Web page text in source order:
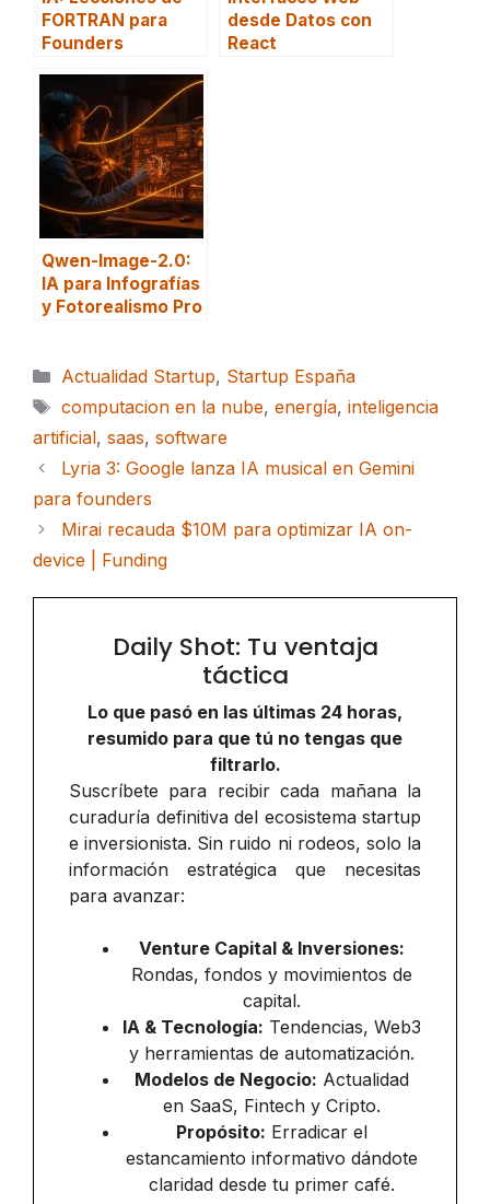
FORTRAN para
Founders
desde Datos con
React
Qwen-Image-2.0:
IA para Infografías
y Fotorealismo Pro
Categorías
Actualidad Startup, Startup España
Etiquetas
computacion en la nube, energía, inteligencia
artificial, saas, software
Lyria 3: Google lanza IA musical en Gemini
para founders
Mirai recauda $10M para optimizar IA on-
device | Funding
Daily Shot: Tu ventaja
táctica
Lo que pasó en las últimas 24 horas,
resumido para que tú no tengas que
filtrarlo.
Suscríbete para recibir cada mañana la
curaduría definitiva del ecosistema startup
e inversionista. Sin ruido ni rodeos, solo la
información estratégica que necesitas
para avanzar:
Venture Capital & Inversiones:
Rondas, fondos y movimientos de
capital.
IA & Tecnología: Tendencias, Web3
y herramientas de automatización.
Modelos de Negocio: Actualidad
en SaaS, Fintech y Cripto.
Propósito: Erradicar el
estancamiento informativo dándote
claridad desde tu primer café.